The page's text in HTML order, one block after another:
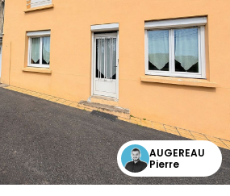
AUGEREAU
Pierre